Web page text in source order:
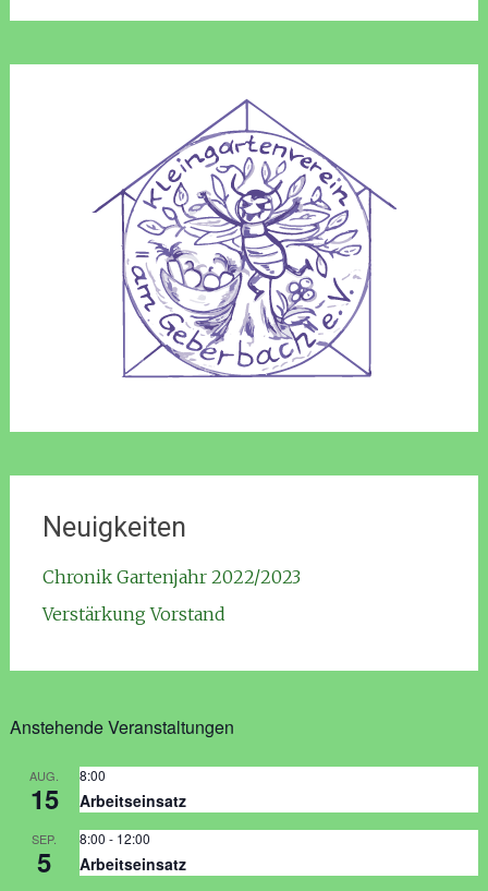
Neuigkeiten
Chronik Gartenjahr 2022/2023
Verstärkung Vorstand
Anstehende Veranstaltungen
AUG.
15
8:00
Arbeitseinsatz
SEP.
5
8:00 - 12:00
Arbeitseinsatz